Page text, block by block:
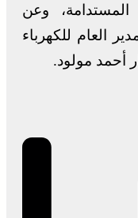
المستدامة، وعن
العام للكهرباء
أحمد مولود.